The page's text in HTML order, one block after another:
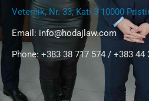
Veternik, Nr. 33, Kati 3 10000
Email: info@hodajlaw.com
Phone: +383 38 717 574 / +383 44